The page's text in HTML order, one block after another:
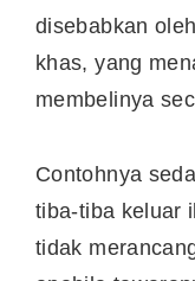
disebabkan
khas, yang
membelinya
Contohnya
tiba-tiba keluar
tidak